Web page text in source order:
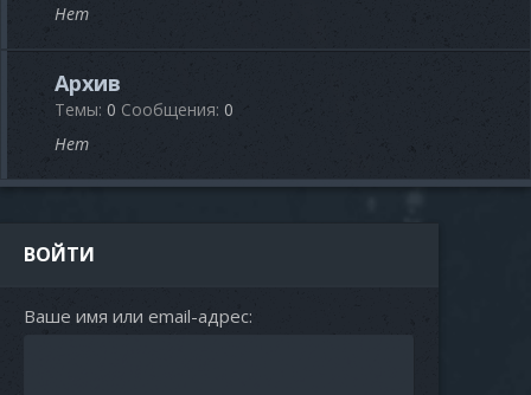
Нет
Архив
Темы 0 Сообщения 0
Нет
ВОЙТИ
Ваше имя или email-адрес